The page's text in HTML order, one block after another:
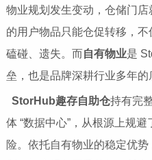
物业规划发生变动，仓储门
的用户物品只能仓促转移，
磕碰、遗失。而 自有物业是
垒，也是品牌深耕行业多年的
StorHub趣存自助仓持有完
体 “数据中心”，从根源上规
险。依托自有物业的稳定优